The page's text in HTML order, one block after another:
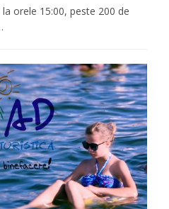
orele 15:00, peste 200 de